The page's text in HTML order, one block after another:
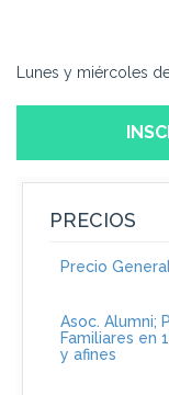
Lunes y miércoles
PRECIOS
Precio
Asoc. Alumni;
Familiares en
y afines